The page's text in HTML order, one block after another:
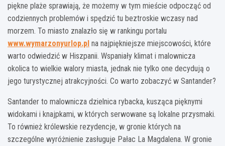
piękne plaże sprawiają, że możemy w tym mieście odpocząć od
codziennych problemów i spędzić tu beztroskie wczasy nad
morzem. To miasto znalazło się w rankingu portalu
www.wymarzonyurlop.pl na najpiękniejsze miejscowości, które
warto odwiedzić w Hiszpanii. Wspaniały klimat i malownicza
okolica to wielkie walory miasta, jednak nie tylko one decydują o
jego turystycznej atrakcyjności. Co warto zobaczyć w Santander?
Santander to malownicza dzielnica rybacka, kusząca pięknymi
widokami i knajpkami, w których serwowane są lokalne przysmaki.
To również królewskie rezydencje, w gronie których na
szczególne wyróżnienie zasługuje Pałac La Magdalena. W gronie